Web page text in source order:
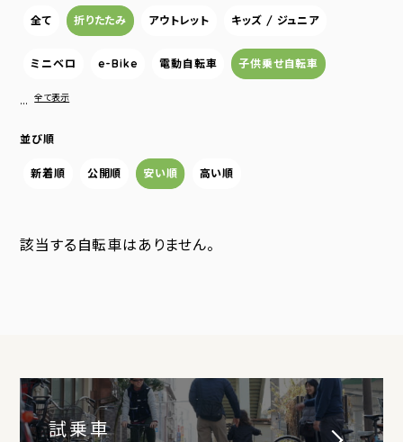
全て 折りたたみ アウトレット キッズ / ジュニア
ミニベロ e-Bike 電動自転車 子供乗せ自転車
… 全て表示
並び順
新着順 公開順 安い順 高い順
該当する自転車はありません。
試乗車